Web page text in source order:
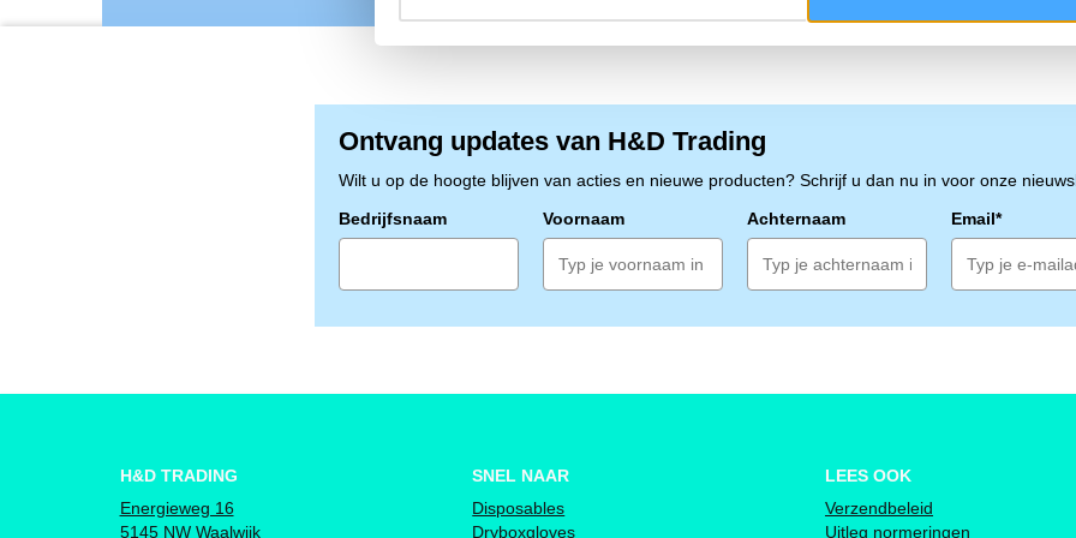
Ontvang updates van H&D Trading
Wilt u op de hoogte blijven van acties en nieuwe producten? Schrijf u dan nu in voor onze
Bedrijfsnaam
Voornaam Achternaam Email*
H&D TRADING
Energieweg 16
5145 NW Waalwijk
SNEL NAAR
Disposables
Dryboxgloves
LEES OOK
Verzendbeleid
Uitleg normeringen